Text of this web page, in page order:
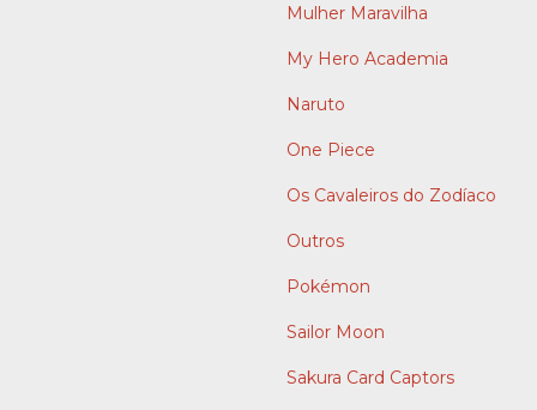
Mulher Maravilha
My Hero Academia
Naruto
One Piece
Os Cavaleiros do Zodíaco
Outros
Pokémon
Sailor Moon
Sakura Card Captors